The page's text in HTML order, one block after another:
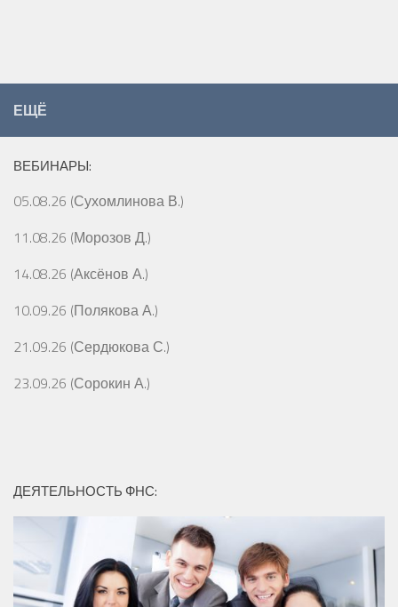
ЕЩЁ
ВЕБИНАРЫ:
05.08.26 (Сухомлинова В.)
11.08.26 (Морозов Д.)
14.08.26 (Аксёнов А.)
10.09.26 (Полякова А.)
21.09.26 (Сердюкова С.)
23.09.26 (Сорокин А.)
ДЕЯТЕЛЬНОСТЬ ФНС: